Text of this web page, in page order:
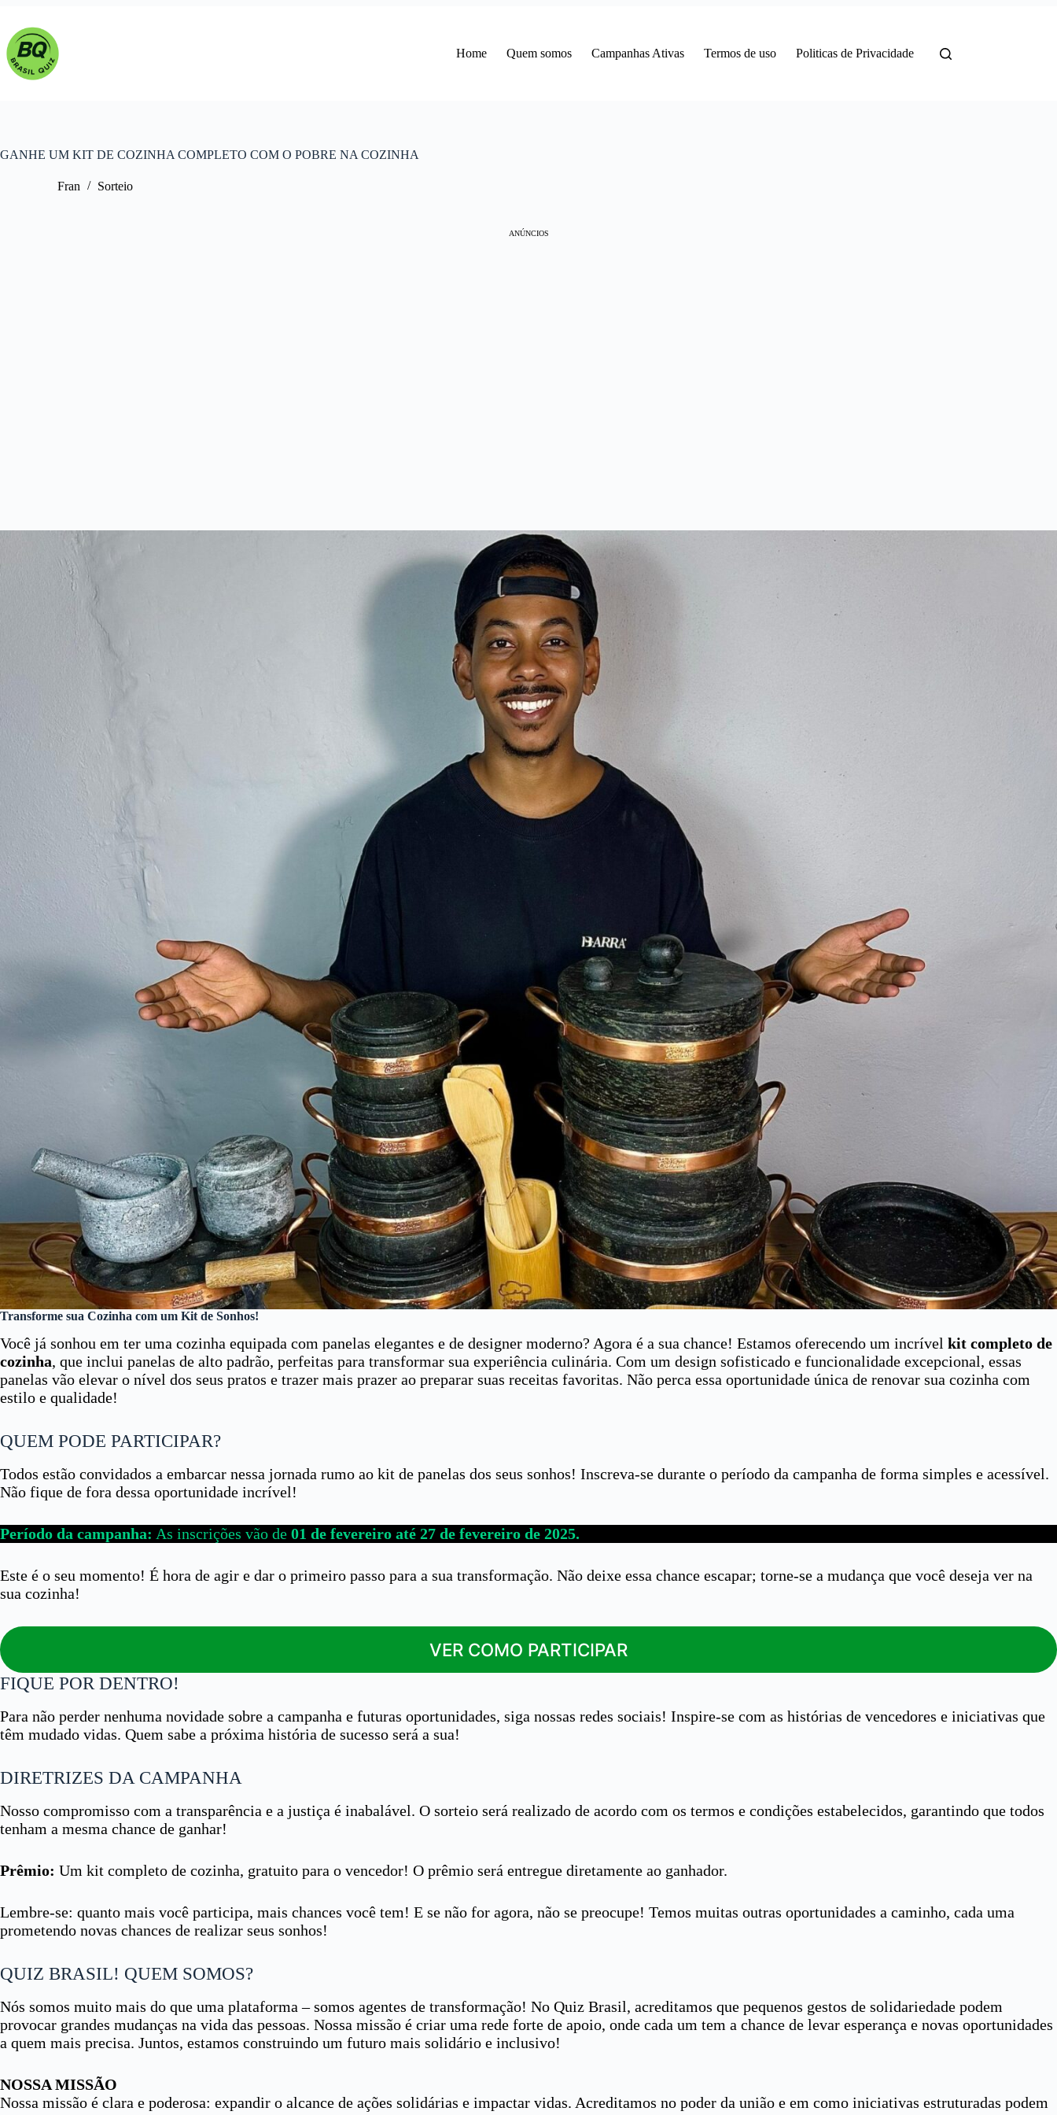
conteúdo
Home Quem somos Campanhas Ativas Termos de uso Politicas de Privacidade
GANHE UM KIT DE COZINHA COMPLETO COM O POBRE NA COZINHA
Fran Sorteio
ANÚNCIOS
Transforme sua Cozinha com um Kit de Sonhos!
Você já sonhou em ter uma cozinha equipada com panelas elegantes e de designer moderno? Agora é a sua chance! Estamos oferecendo um incrível kit completo de
cozinha, que inclui panelas de alto padrão, perfeitas para transformar sua experiência culinária. Com um design sofisticado e funcionalidade excepcional, essas
panelas vão elevar o nível dos seus pratos e trazer mais prazer ao preparar suas receitas favoritas. Não perca essa oportunidade única de renovar sua cozinha com
estilo e qualidade!
QUEM PODE PARTICIPAR?
Todos estão convidados a embarcar nessa jornada rumo ao kit de panelas dos seus sonhos! Inscreva-se durante o período da campanha de forma simples e acessível.
Não fique de fora dessa oportunidade incrível!
Período da campanha: As inscrições vão de 01 de fevereiro até 27 de fevereiro de 2025.
Este é o seu momento! É hora de agir e dar o primeiro passo para a sua transformação. Não deixe essa chance escapar; torne-se a mudança que você deseja ver na
sua cozinha!
VER COMO PARTICIPAR
FIQUE POR DENTRO!
Para não perder nenhuma novidade sobre a campanha e futuras oportunidades, siga nossas redes sociais! Inspire-se com as histórias de vencedores e iniciativas que
têm mudado vidas. Quem sabe a próxima história de sucesso será a sua!
DIRETRIZES DA CAMPANHA
Nosso compromisso com a transparência e a justiça é inabalável. O sorteio será realizado de acordo com os termos e condições estabelecidos, garantindo que todos
tenham a mesma chance de ganhar!
Prêmio: Um kit completo de cozinha, gratuito para o vencedor! O prêmio será entregue diretamente ao ganhador.
Lembre-se: quanto mais você participa, mais chances você tem! E se não for agora, não se preocupe! Temos muitas outras oportunidades a caminho, cada uma
prometendo novas chances de realizar seus sonhos!
QUIZ BRASIL! QUEM SOMOS?
Nós somos muito mais do que uma plataforma – somos agentes de transformação! No Quiz Brasil, acreditamos que pequenos gestos de solidariedade podem
provocar grandes mudanças na vida das pessoas. Nossa missão é criar uma rede forte de apoio, onde cada um tem a chance de levar esperança e novas oportunidades
a quem mais precisa. Juntos, estamos construindo um futuro mais solidário e inclusivo!
NOSSA MISSÃO
Nossa missão é clara e poderosa: expandir o alcance de ações solidárias e impactar vidas. Acreditamos no poder da união e em como iniciativas estruturadas podem